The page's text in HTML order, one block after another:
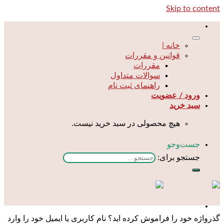
Skip to content
خانه |
قوانین و مقررات
مقررات
سوالات متداول
راهنمای ثبت نام
ورود / عضویت
سبد خرید
هیچ محصولی در سبد خرید نیست.
جست‌و‌جو
جستجو برای:
گذرواژه خود را فراموش کرده اید؟ نام کاربری یا ایمیل خود را وارد